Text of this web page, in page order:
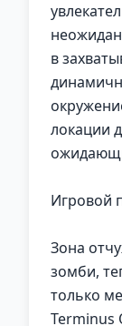
в
локации
Игровой
Зона
зомби,
только
Terminus